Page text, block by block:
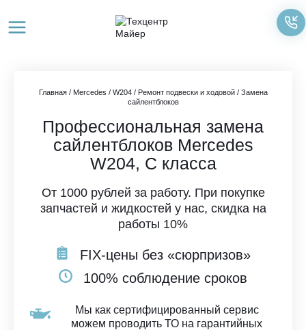
содержимому
Главная/ Mercedes / W204/ Ремонт подвески и ходовой/ Замена
сайлентблоков
Профессиональная замена
сайлентблоков Mercedes
W204, C класса
От 1000 рублей за работу. При покупке
запчастей и жидкостей у нас, скидка на
работы 10%
FIX-цены без «сюрпризов»
100% соблюдение сроков
Мы как сертифицированный сервис
можем проводить ТО на гарантийных